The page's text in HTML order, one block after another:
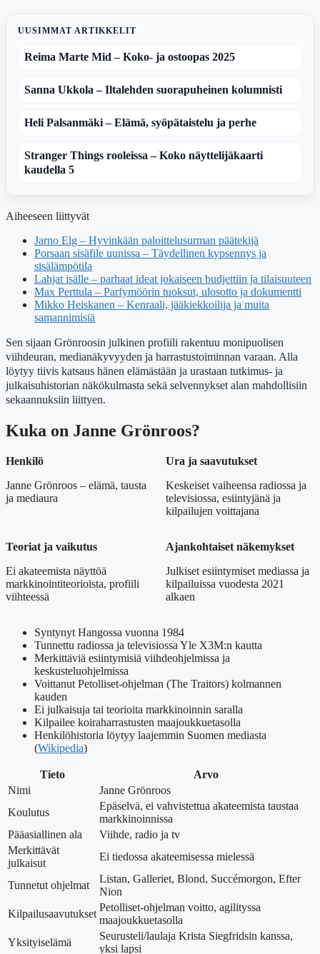
UUSIMMAT ARTIKKELIT
Reima Marte Mid – Koko- ja ostoopas 2025
Sanna Ukkola – Iltalehden suorapuheinen kolumnisti
Heli Palsanmäki – Elämä, syöpätaistelu ja perhe
Stranger Things rooleissa – Koko näyttelijäkaarti
kaudella 5
Aiheeseen liittyvät
Jarno Elg – Hyvinkään paloittelusurman päätekijä
Porsaan sisäfile uunissa – Täydellinen kypsennys ja
sisälämpötila
Lahjat isälle – parhaat ideat jokaiseen budjettiin ja tilaisuuteen
Max Perttula – Parfymöörin tuoksut, ulosotto ja dokumentti
Mikko Heiskanen – Kenraali, jääkiekkoilija ja muita
samannimisiä
Sen sijaan Grönroosin julkinen profiili rakentuu monipuolisen
viihdeuran, medianäkyvyyden ja harrastustoiminnan varaan. Alla
löytyy tiivis katsaus hänen elämästään ja urastaan tutkimus- ja
julkaisuhistorian näkökulmasta sekä selvennykset alan mahdollisiin
sekaannuksiin liittyen.
Kuka on Janne Grönroos?
Henkilö
Janne Grönroos – elämä, tausta
ja mediaura
Ura ja saavutukset
Keskeiset vaiheensa radiossa ja
televisiossa, esiintyjänä ja
kilpailujen voittajana
Teoriat ja vaikutus
Ei akateemista näyttöä
markkinointiteorioista, profiili
viihteessä
Ajankohtaiset näkemykset
Julkiset esiintymiset mediassa ja
kilpailuissa vuodesta 2021
alkaen
Syntynyt Hangossa vuonna 1984
Tunnettu radiossa ja televisiossa Yle X3M:n kautta
Merkittäviä esiintymisiä viihdeohjelmissa ja
keskusteluohjelmissa
Voittanut Petolliset-ohjelman (The Traitors) kolmannen
kauden
Ei julkaisuja tai teorioita markkinoinnin saralla
Kilpailee koiraharrastusten maajoukkuetasolla
Henkilöhistoria löytyy laajemmin Suomen mediasta
(Wikipedia)
Tieto
Arvo
Nimi
Janne Grönroos
Koulutus
Epäselvä, ei vahvistettua akateemista taustaa
markkinoinnissa
Pääasiallinen ala
Viihde, radio ja tv
Merkittävät
julkaisut
Ei tiedossa akateemisessa mielessä
Tunnetut ohjelmat
Listan, Galleriet, Blond, Succémorgon, Efter
Nion
Kilpailusaavutukset
Petolliset-ohjelman voitto, agilityssa
maajoukkuetasolla
Yksityiselämä
Seurusteli/laulaja Krista Siegfridsin kanssa,
yksi lapsi